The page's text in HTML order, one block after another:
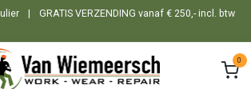
|
GRATIS VERZENDING vanaf € 250,- incl. btw
0